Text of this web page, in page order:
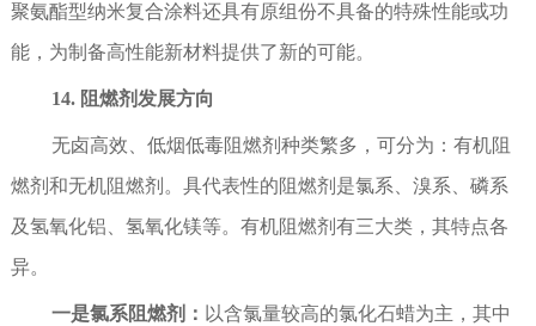
聚氨酯型纳米复合涂料还具有原组份不具备的特殊性能或功
能，为制备高性能新材料提供了新的可能。
14. 阻燃剂发展方向
无卤高效、低烟低毒阻燃剂种类繁多，可分为：有机阻
燃剂和无机阻燃剂。具代表性的阻燃剂是氯系、溴系、磷系
及氢氧化铝、氢氧化镁等。有机阻燃剂有三大类，其特点各
异。
一是氯系阻燃剂： 以含氯量较高的氯化石蜡为主，其中